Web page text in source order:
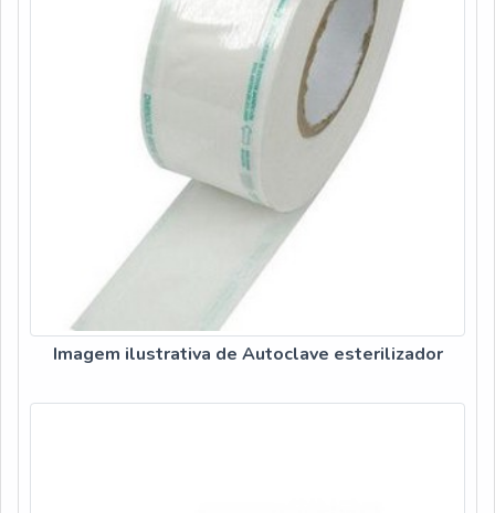
Imagem ilustrativa de Autoclave esterilizador